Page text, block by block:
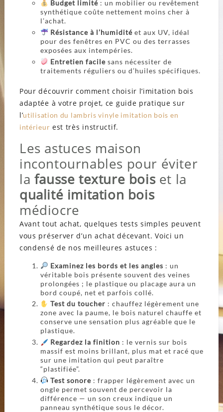
Budget limité: un mobilier ou revêtement
synthétique coûte nettement moins cher à
l’achat.
Résistance à l’humiditéet aux UV, idéal
pour des fenêtres en PVC ou des terrasses
exposées aux intempéries.
Entretien facilesans nécessiter de
traitements réguliers ou d’huiles spécifiques.
Pour découvrir comment choisir l’imitation bois
adaptée à votre projet, ce guide pratique sur
l’utilisation du lambris vinyle imitation bois en
intérieur est très instructif.
Les astuces maison
incontournables pour éviter
la fausse texture boiset la
qualité imitation bois
médiocre
Avant tout achat, quelques tests simples peuvent
vous préserver d’un achat décevant. Voici un
condensé de nos meilleures astuces :
Examinez les bords et les angles : un
véritable bois présente souvent des veines
prolongées ; le plastique ou placage aura un
bord coupé, net et parfois collé.
Test du toucher : chauffez légèrement une
zone avec la paume, le bois naturel chauffe et
conserve une sensation plus agréable que le
plastique.
Regardez la finition : le vernis sur bois
massif est moins brillant, plus mat et racé que
sur une imitation qui peut paraître
“plastifiée”.
Test sonore: frapper légèrement avec un
ongle permet souvent de percevoir la
différence — un son creux indique un
panneau synthétique sous le décor.